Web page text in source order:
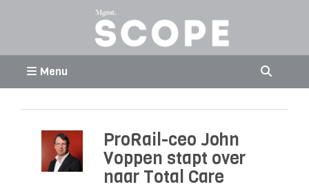
Menu
ProRail-ceo John
Voppen stapt over
naar Total Care